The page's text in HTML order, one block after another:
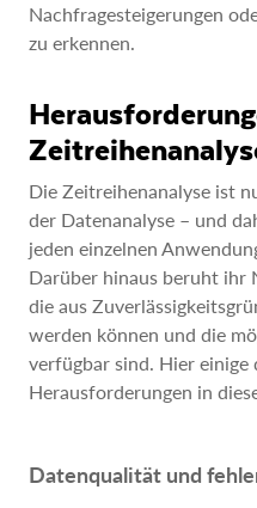
Nachfragesteigerungen
zu erkennen.
Die Zeitreihenanalyse ist
der Datenanalyse – und
jeden einzelnen
Darüber hinaus beruht ihr
die aus
werden können und die
verfügbar sind. Hier einige
Herausforderungen in
Datenqualität und